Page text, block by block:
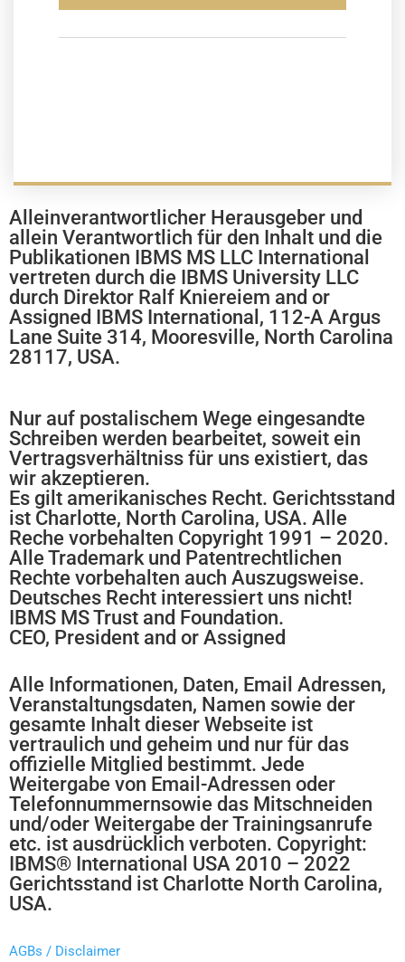
Alleinverantwortlicher Herausgeber und
allein Verantwortlich für den Inhalt und die
Publikationen IBMS MS LLC International
vertreten durch die IBMS University LLC
durch Direktor Ralf Kniereiem and or
Assigned IBMS International, 112-A Argus
Lane Suite 314, Mooresville, North Carolina
28117, USA.
Nur auf postalischem Wege eingesandte
Schreiben werden bearbeitet, soweit ein
Vertragsverhältniss für uns existiert, das
wir akzeptieren.
Es gilt amerikanisches Recht. Gerichtsstand
ist Charlotte, North Carolina, USA. Alle
Reche vorbehalten Copyright 1991 – 2020.
Alle Trademark und Patentrechtlichen
Rechte vorbehalten auch Auszugsweise.
Deutsches Recht interessiert uns nicht!
IBMS MS Trust and Foundation.
CEO, President and or Assigned
Alle Informationen, Daten, Email Adressen,
Veranstaltungsdaten, Namen sowie der
gesamte Inhalt dieser Webseite ist
vertraulich und geheim und nur für das
offizielle Mitglied bestimmt. Jede
Weitergabe von Email-Adressen oder
Telefonnummernsowie das Mitschneiden
und/oder Weitergabe der Trainingsanrufe
etc. ist ausdrücklich verboten. Copyright:
IBMS® International USA 2010 – 2022
Gerichtsstand ist Charlotte North Carolina,
USA.
AGBs / Disclaimer